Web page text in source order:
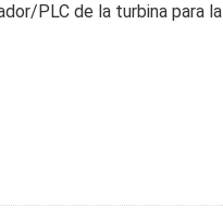
PLC de la turbina para la